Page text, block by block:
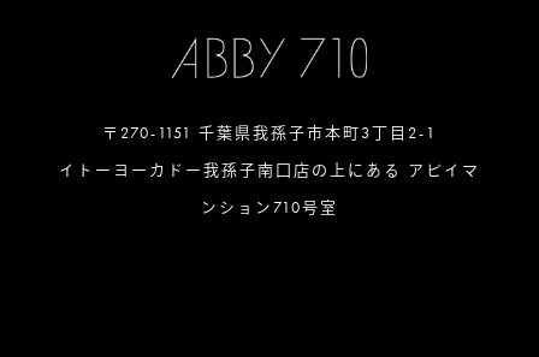
〒270-1151 千葉県我孫子市本町3丁目2-1
イトーヨーカドー我孫子南口店の上にある アビイマ
ンション710号室